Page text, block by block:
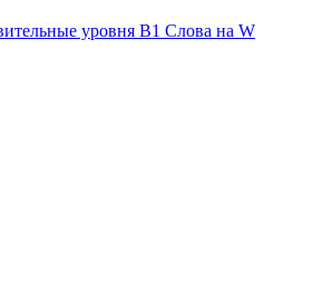
уровня B1 Слова на W